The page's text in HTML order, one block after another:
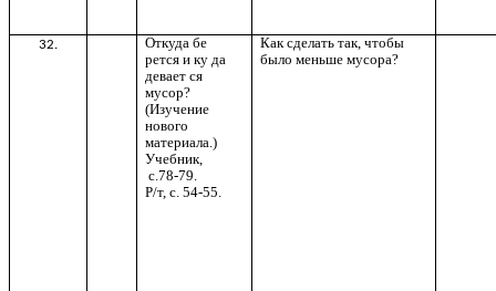
32.
Откуда бе
рется и ку да
девает ся
мусор?
(Изучение
нового
материала.)
Учебник,
с.78-79.
Р/т, с. 54-55.
Как сделать так, чтобы
было меньше мусора?